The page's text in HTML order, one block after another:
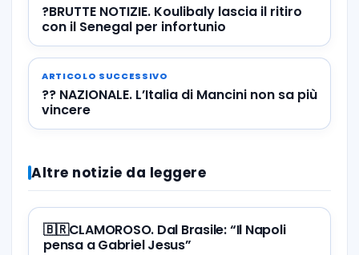
?BRUTTE NOTIZIE. Koulibaly lascia il ritiro
con il Senegal per infortunio
ARTICOLO SUCCESSIVO
?? NAZIONALE. L’Italia di Mancini non sa più
vincere
Altre notizie da leggere
🇧🇷CLAMOROSO. Dal Brasile: “Il Napoli
pensa a Gabriel Jesus”